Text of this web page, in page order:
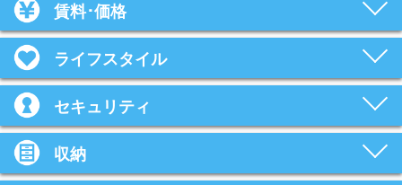
賃料･価格
ライフスタイル
セキュリティ
収納